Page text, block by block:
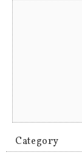
Category